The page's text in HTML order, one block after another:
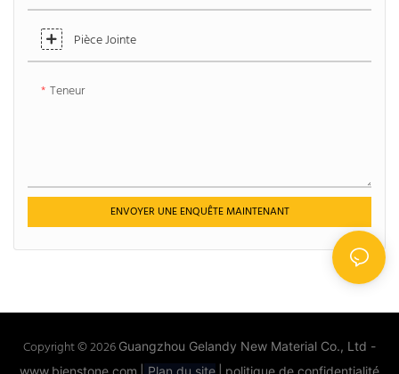
Pièce Jointe
Teneur
ENVOYER UNE ENQUÊTE MAINTENANT
Copyright © 2026 Guangzhou Gelandy New Material Co., Ltd -
www.bienstone.com
Plan du site politique de confidentialité